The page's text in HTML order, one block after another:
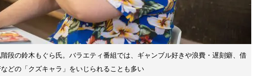
階段の鈴木もぐら氏。バラエティ番組では、ギャンブル好きや浪費・遅刻癖、借
どの「クズキャラ」をいじられることも多い